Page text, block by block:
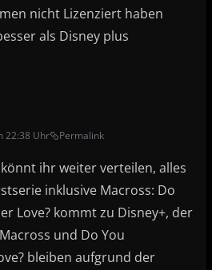
nicht Lizenziert haben
als Disney plus
22:38 Uhr Permalink
könnt ihr weiter verteilen, alles
inklusive Macross: Do
Love? kommt zu Disney+, der
und Do You
bleiben aufgrund der